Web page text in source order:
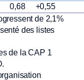
0,68
+0,55
de 2,1%
des listes
de la CAP 1